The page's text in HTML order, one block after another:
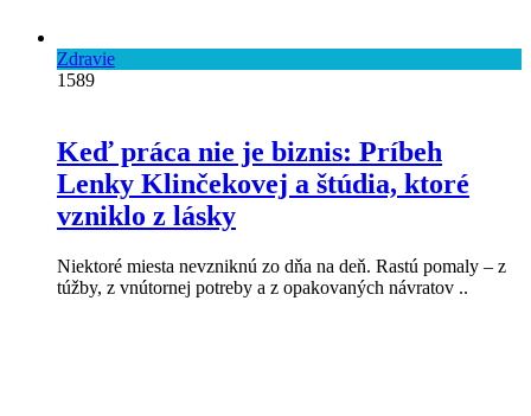
Zdravie
1589
Keď práca nie je biznis: Príbeh
Lenky Klinčekovej a štúdia, ktoré
vzniklo z lásky
Niektoré miesta nevzniknú zo dňa na deň. Rastú pomaly – z
túžby, z vnútornej potreby a z opakovaných návratov ..